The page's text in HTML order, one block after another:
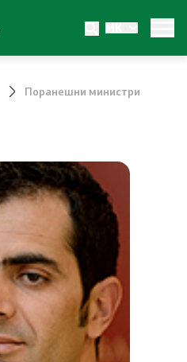
MK
Поранешни министри